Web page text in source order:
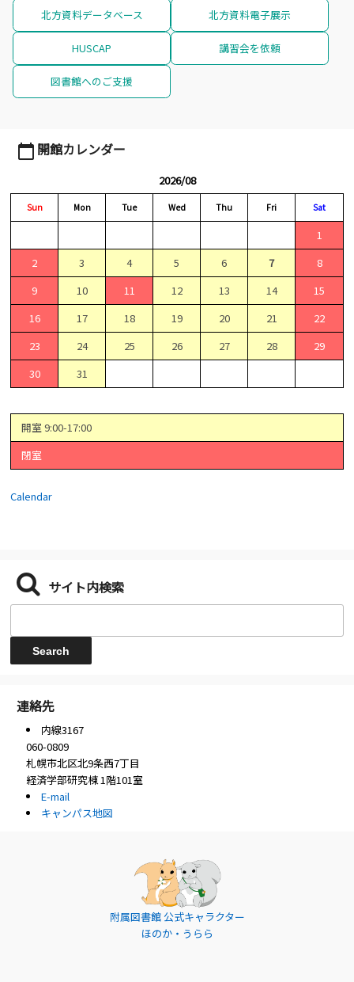
北方資料データベース 北方資料電子展示
HUSCAP 講習会を依頼
図書館へのご支援
calendar_today 開館カレンダー
2026/08
Sun Mon Tue Wed Thu Fri Sat
1
2
3 4 5 6 7
8
9
10 11 12 13 14
15
16
17 18 19 20 21
22
23
24 25 26 27 28
29
30
31
開室 9:00-17:00
閉室
Calendar
サイト内検索
連絡先
内線3167
060-0809
札幌市北区北9条西7丁目
経済学部研究棟 1階101室
E-mail
キャンパス地図
附属図書館 公式キャラクター
ほのか・うらら